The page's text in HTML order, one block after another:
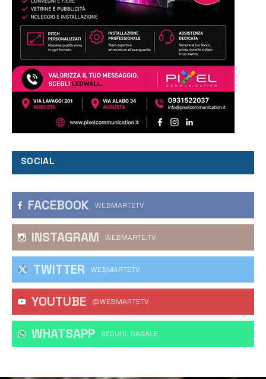
SOCIAL
FACEBOOK WEBMARTETV
INSTAGRAM WEBMARTE.TV
TWITTER WEBMARTETV
YOUTUBE @WEBMARTETV
WHATSAPP ‎SEGUI IL CANALE